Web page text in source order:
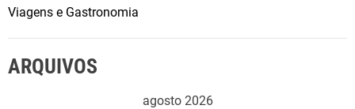
Viagens e Gastronomia
ARQUIVOS
agosto 2026